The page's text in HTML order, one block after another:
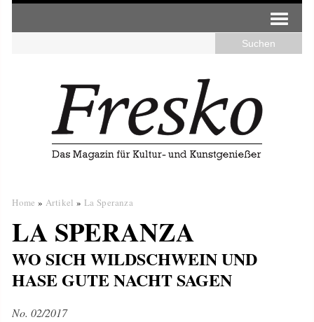
Home » Artikel » La Speranza
LA SPERANZA
WO SICH WILDSCHWEIN UND
HASE GUTE NACHT SAGEN
No. 02/2017